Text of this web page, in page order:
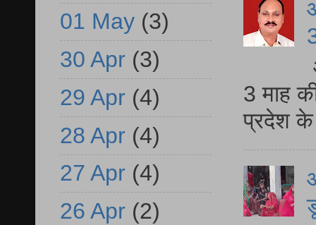
3 माह
प्रदेश
01 May (3)
30 Apr (3)
29 Apr (4)
28 Apr (4)
27 Apr (4)
26 Apr (2)